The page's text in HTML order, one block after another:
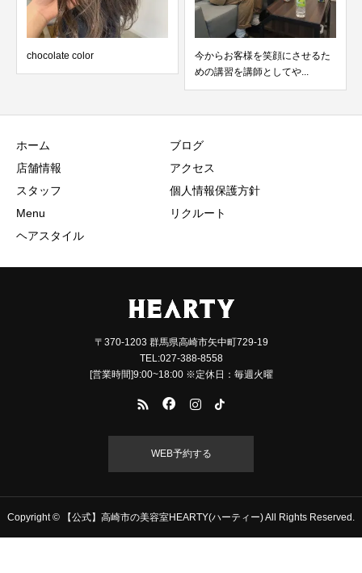
chocolate color
今からお客様を笑顔にさせるた
めの講習を講師としてや...
ホーム
店舗情報
スタッフ
Menu
ヘアスタイル
ブログ
アクセス
個人情報保護方針
リクルート
〒370-1203 群馬県高崎市矢中町729-19
TEL:027-388-8558
[営業時間]9:00~18:00 ※定休日：毎週火曜
WEB予約する
Copyright © 【公式】高崎市の美容室HEARTY(ハーティー) All Rights Reserved.